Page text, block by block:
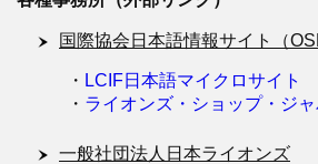
国際協会日本語情報サイト（
・ LCIF日本語マイクロサイト
・ ライオンズ・ショップ・ジ
一般社団法人日本ライオンズ